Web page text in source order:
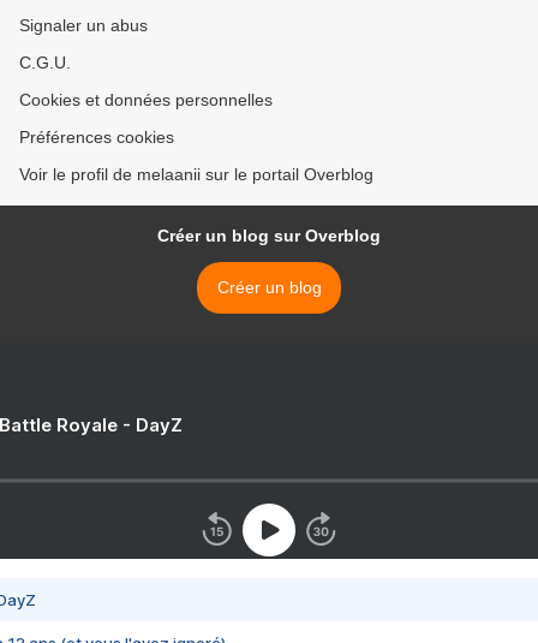
Signaler un abus
C.G.U.
Cookies et données personnelles
Préférences cookies
Voir le profil de melaanii sur le portail Overblog
Créer un blog sur Overblog
Créer un blog
Royale - DayZ